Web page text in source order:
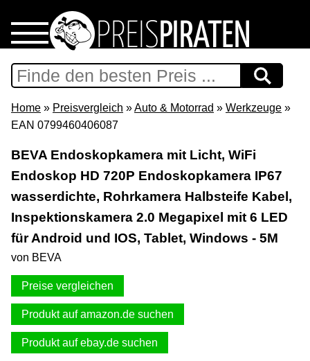
Home
Download
Support & Newsletter
Presse
Datenschutz
Impressum
Home » Preisvergleich »Auto & Motorrad » Werkzeuge »
EAN 0799460406087
BEVA Endoskopkamera mit Licht, WiFi
Endoskop HD 720P Endoskopkamera IP67
wasserdichte, Rohrkamera Halbsteife Kabel,
Inspektionskamera 2.0 Megapixel mit 6 LED
für Android und IOS, Tablet, Windows - 5M
von BEVA
Preise vergleichen
Produkt auf amazon.de suchen
Produkt auf ebay.de suchen